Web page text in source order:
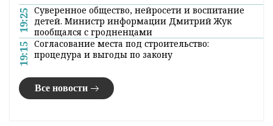
19:25 Суверенное общество, нейросети и воспитание
детей. Министр информации Дмитрий Жук
пообщался с гродненцами
19:15 Согласование места под строительство:
процедура и выгоды по закону
Все новости